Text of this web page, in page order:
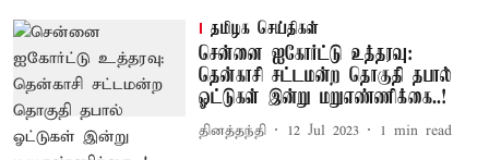
தமிழக செய்திகள்
சென்னை ஐகோர்ட்டு உத்தரவு:
தென்காசி சட்டமன்ற தொகுதி தபால்
ஓட்டுகள் இன்று மறுஎண்ணிக்கை..!
தினத்தந்தி 12 Jul 2023 1 min read